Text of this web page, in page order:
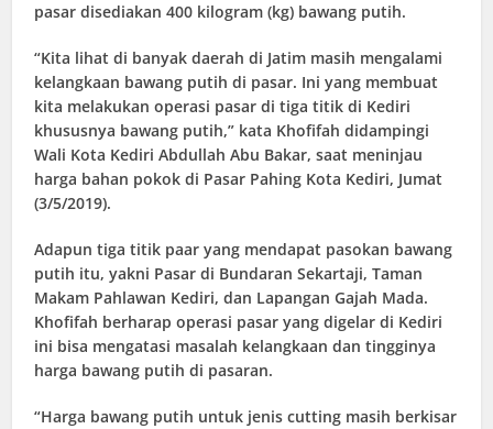
pasar disediakan 400 kilogram (kg) bawang putih.
“Kita lihat di banyak daerah di Jatim masih mengalami
kelangkaan bawang putih di pasar. Ini yang membuat
kita melakukan operasi pasar di tiga titik di Kediri
khususnya bawang putih,” kata Khofifah didampingi
Wali Kota Kediri Abdullah Abu Bakar, saat meninjau
harga bahan pokok di Pasar Pahing Kota Kediri, Jumat
(3/5/2019).
Adapun tiga titik paar yang mendapat pasokan bawang
putih itu, yakni Pasar di Bundaran Sekartaji, Taman
Makam Pahlawan Kediri, dan Lapangan Gajah Mada.
Khofifah berharap operasi pasar yang digelar di Kediri
ini bisa mengatasi masalah kelangkaan dan tingginya
harga bawang putih di pasaran.
“Harga bawang putih untuk jenis cutting masih berkisar